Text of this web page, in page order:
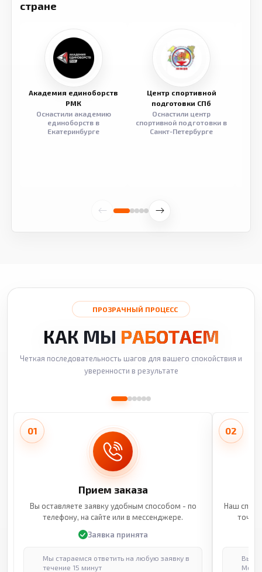
стране
Академия единоборств
РМК
Оснастили академию
единоборств в
Екатеринбурге
Центр спортивной
подготовки СПб
Оснастили центр
спортивной подготовки в
Санкт-Петербурге
ПРОЗРАЧНЫЙ ПРОЦЕСС
КАК МЫ РАБОТАЕМ
Четкая последовательность шагов для вашего спокойствия и
уверенности в результате
01
Прием заказа
Вы оставляете заявку удобным способом - по
телефону, на сайте или в мессенджере.
Заявка принята
Мы стараемся ответить на любую заявку в
течение 15 минут
02
Наш